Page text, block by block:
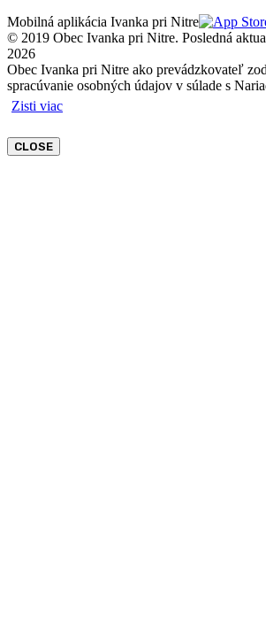
Mobilná aplikácia Ivanka pri Nitre
© 2019 Obec Ivanka pri Nitre. Posledná
2026
Obec Ivanka pri Nitre ako prevádzkovateľ
spracúvanie osobných údajov v súlade s
Zisti viac
CLOSE